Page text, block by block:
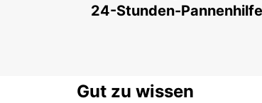
24-Stunden-Pannenhilfe
Gut zu wissen